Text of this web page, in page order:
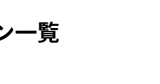
一覧